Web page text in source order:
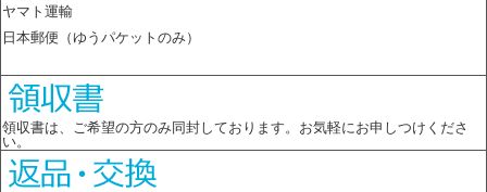
ヤマト運輸
日本郵便（ゆうパケットのみ）
領収書は、ご希望の方のみ同封しております。お気軽にお申しつけくださ
い。